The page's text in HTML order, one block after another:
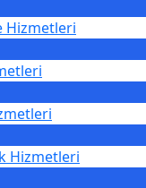
Hizmetleri
Hizmetleri